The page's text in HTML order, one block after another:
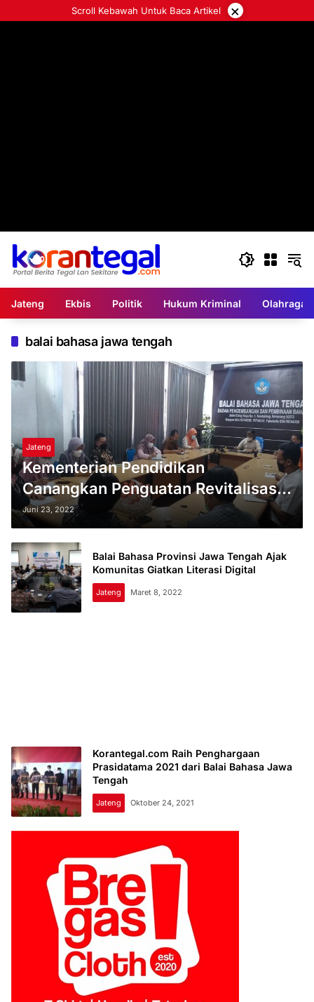
ke
Scroll Kebawah Untuk Baca Artikel ×
Jateng Ekbis Politik Hukum Kriminal Olahraga
balai bahasa jawa tengah
Jateng
Kementerian Pendidikan
Canangkan Penguatan Revitalisasi
Bahasa Daerah di Jateng
Juni 23, 2022
Balai Bahasa Provinsi Jawa Tengah Ajak
Komunitas Giatkan Literasi Digital
Jateng Maret 8, 2022
Korantegal.com Raih Penghargaan
Prasidatama 2021 dari Balai Bahasa Jawa
Tengah
Jateng Oktober 24, 2021